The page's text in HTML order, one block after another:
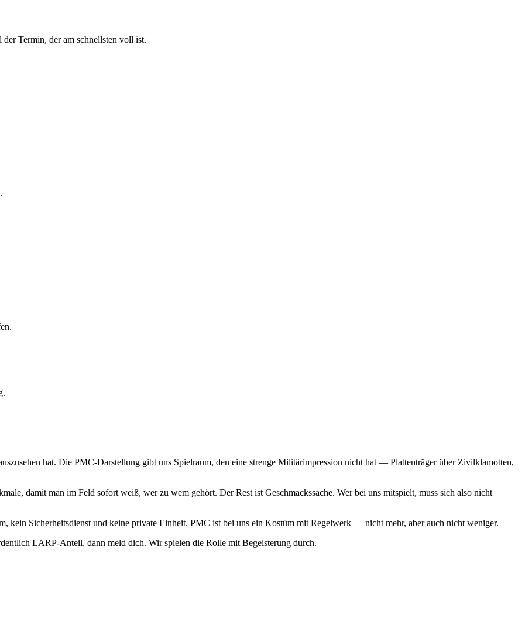
Termin, der am schnellsten voll ist.
hat. Die PMC-Darstellung gibt uns Spielraum, den eine strenge Militärimpression nicht hat — Plattenträger über Zivilklamotten,
damit man im Feld sofort weiß, wer zu wem gehört. Der Rest ist Geschmackssache. Wer bei uns mitspielt, muss sich also nicht
kein Sicherheitsdienst und keine private Einheit. PMC ist bei uns ein Kostüm mit Regelwerk — nicht mehr, aber auch nicht weniger.
LARP-Anteil, dann meld dich. Wir spielen die Rolle mit Begeisterung durch.